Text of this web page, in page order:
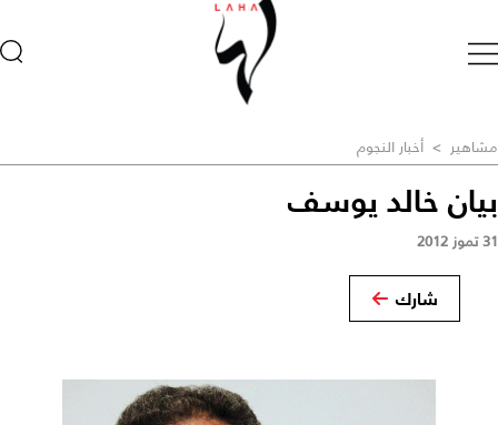
مشاهير > أخبار النجوم
بيان خالد يوسف
31 تموز 2012
شارك